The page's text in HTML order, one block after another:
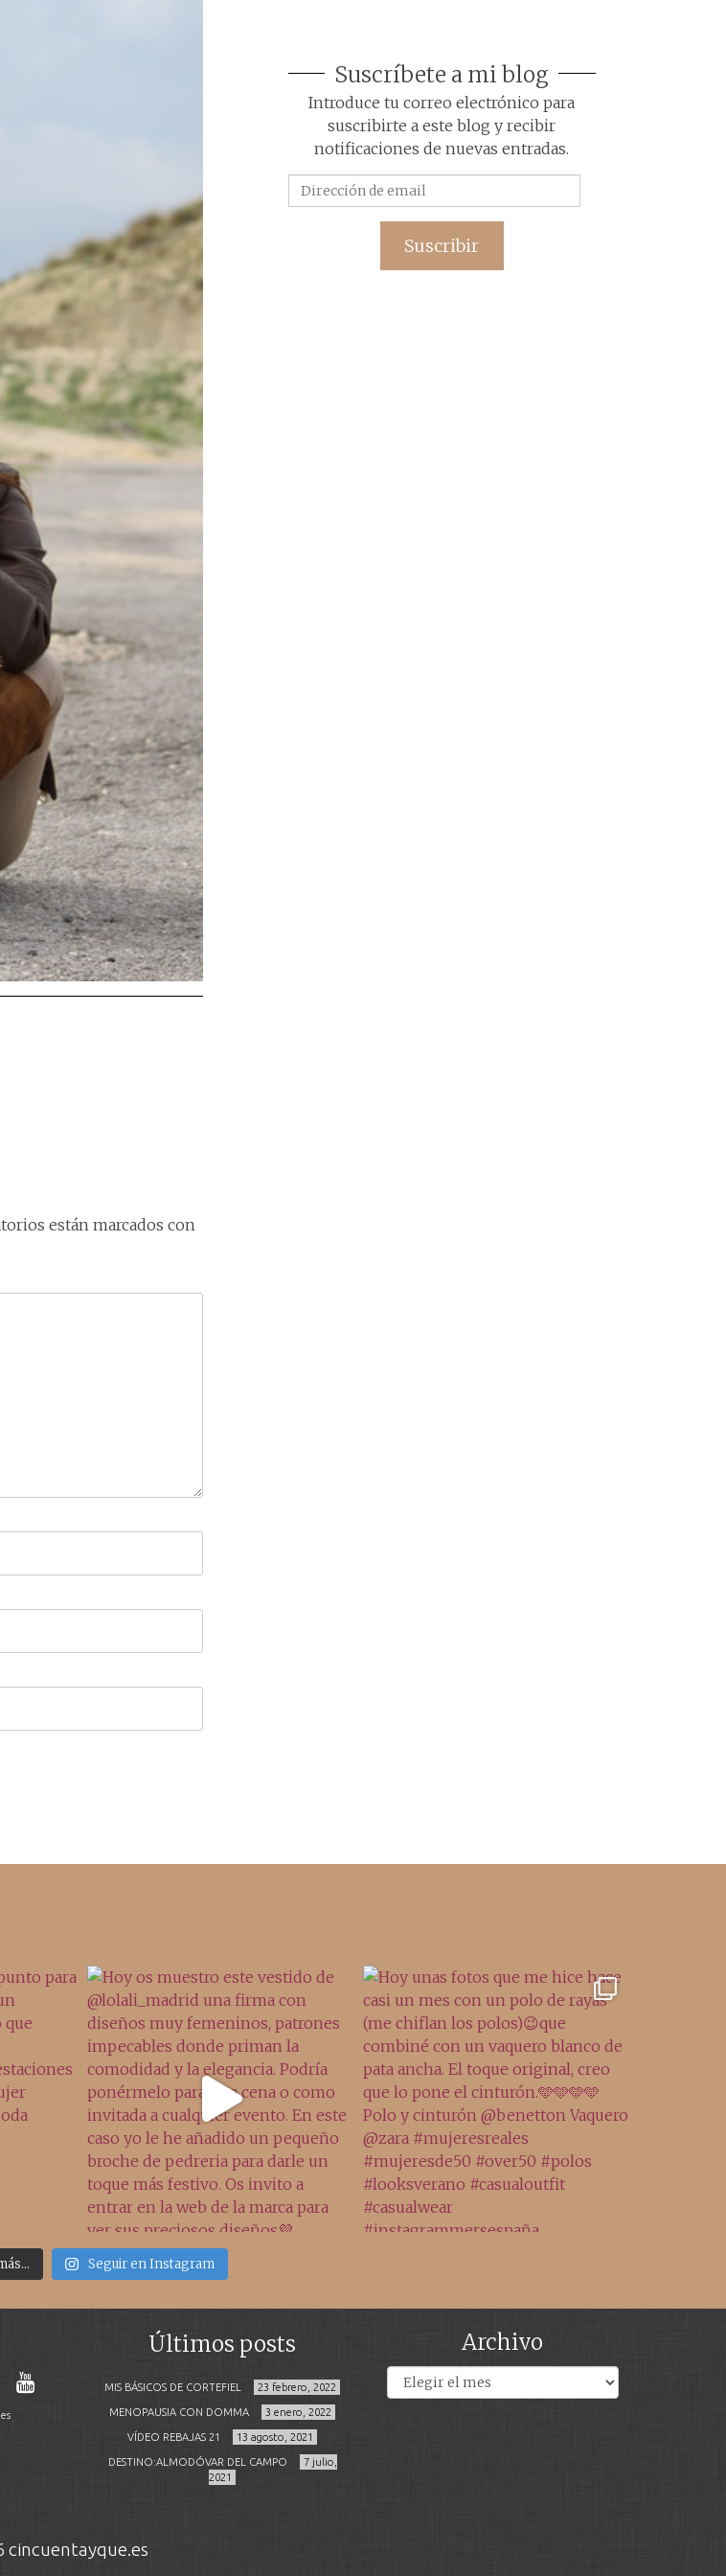
están marcados con
Suscríbete a mi blog
Introduce tu correo electrónico para
suscribirte a este blog y recibir
notificaciones de nuevas entradas.
de
Suscribir
Seguir en Instagram
Últimos posts
MIS BÁSICOS DE CORTEFIEL 23 febrero, 2022
MENOPAUSIA CON DOMMA 3 enero, 2022
VÍDEO REBAJAS 21 13 agosto, 2021
DESTINO:ALMODÓVAR DEL CAMPO
7 julio,
2021
Archivo